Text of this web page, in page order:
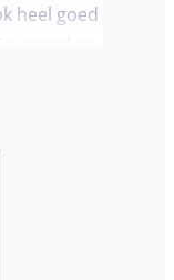
heel goed
vooral zo